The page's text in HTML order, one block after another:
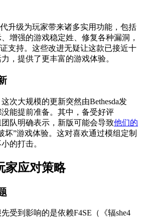
升级为玩家带来诸多实用功能，包括
增强的游戏稳定姓、修复各种漏洞，
证支持。这些改进无疑让这款已接近十
，提供了更丰富的游戏体验。
次大规模的更新突然由Bethesda发
能提前准备。其中，备受好评
团队明确表示，新版可能会导致他们的
坏”游戏体验。这对喜欢通过模组定制
的打击。
家应对策略
受到影响的是依赖F4SE（《辐she4